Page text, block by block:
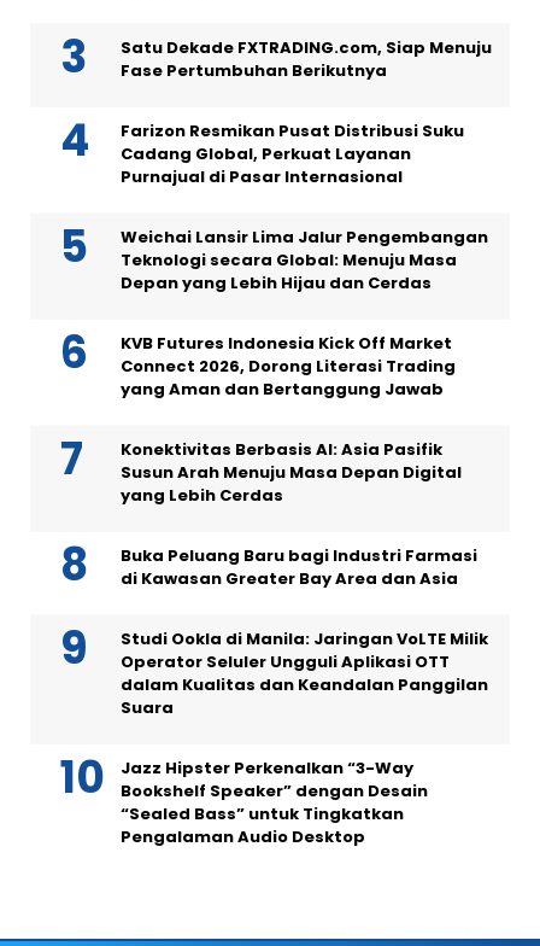
Satu Dekade FXTRADING.com, Siap Menuju
Fase Pertumbuhan Berikutnya
Farizon Resmikan Pusat Distribusi Suku
Cadang Global, Perkuat Layanan
Purnajual di Pasar Internasional
Weichai Lansir Lima Jalur Pengembangan
Teknologi secara Global: Menuju Masa
Depan yang Lebih Hijau dan Cerdas
KVB Futures Indonesia Kick Off Market
Connect 2026, Dorong Literasi Trading
yang Aman dan Bertanggung Jawab
Konektivitas Berbasis AI: Asia Pasifik
Susun Arah Menuju Masa Depan Digital
yang Lebih Cerdas
Buka Peluang Baru bagi Industri Farmasi
di Kawasan Greater Bay Area dan Asia
Studi Ookla di Manila: Jaringan VoLTE Milik
Operator Seluler Ungguli Aplikasi OTT
dalam Kualitas dan Keandalan Panggilan
Suara
Jazz Hipster Perkenalkan “3-Way
Bookshelf Speaker” dengan Desain
“Sealed Bass” untuk Tingkatkan
Pengalaman Audio Desktop